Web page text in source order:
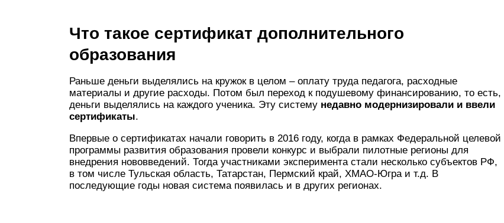
Что такое сертификат дополнительного
образования
Раньше деньги выделялись на кружок в целом – оплату труда педагога, расходные
материалы и другие расходы. Потом был переход к подушевому финансированию, то есть,
деньги выделялись на каждого ученика. Эту систему недавно модернизировали и ввели
сертификаты.
Впервые о сертификатах начали говорить в 2016 году, когда в рамках Федеральной целевой
программы развития образования провели конкурс и выбрали пилотные регионы для
внедрения нововведений. Тогда участниками эксперимента стали несколько субъектов РФ,
в том числе Тульская область, Татарстан, Пермский край, ХМАО-Югра и т.д. В
последующие годы новая система появилась и в других регионах.